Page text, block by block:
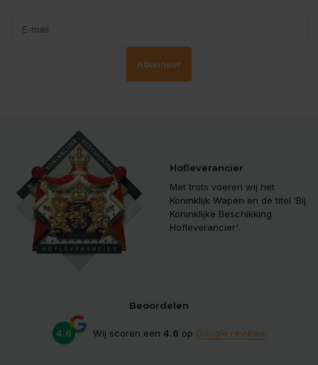
Abonneer
Hofleverancier
Met trots voeren wij het
Koninklijk Wapen en de titel ‘Bij
Koninklijke Beschikking
Hofleverancier'.
Beoordelen
4.6 Wij scoren een 4.6 op Google reviews